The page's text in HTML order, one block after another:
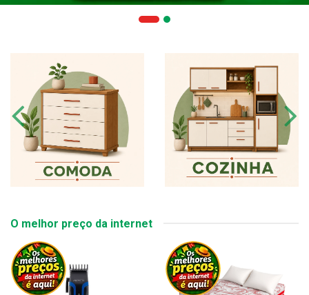
O melhor preço da internet